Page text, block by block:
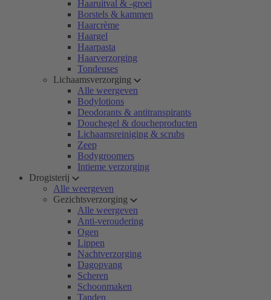
Haaruitval & -groei
Borstels & kammen
Haarcrème
Haargel
Haarpasta
Haarverzorging
Tondeuses
Lichaamsverzorging
Alle weergeven
Bodylotions
Deodorants & antitranspirants
Douchegel & doucheproducten
Lichaamsreiniging & scrubs
Zeep
Bodygroomers
Intieme verzorging
Drogisterij
Alle weergeven
Gezichtsverzorging
Alle weergeven
Anti-veroudering
Ogen
Lippen
Nachtverzorging
Dagopvang
Scheren
Schoonmaken
Tanden